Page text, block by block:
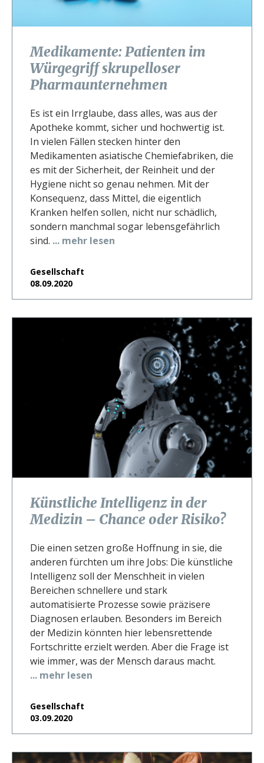
Medikamente: Patienten im
Würgegriff skrupelloser
Pharmaunternehmen
Es ist ein Irrglaube, dass alles, was aus der
Apotheke kommt, sicher und hochwertig ist.
In vielen Fällen stecken hinter den
Medikamenten asiatische Chemiefabriken, die
es mit der Sicherheit, der Reinheit und der
Hygiene nicht so genau nehmen. Mit der
Konsequenz, dass Mittel, die eigentlich
Kranken helfen sollen, nicht nur schädlich,
sondern manchmal sogar lebensgefährlich
sind. ... mehr lesen
Gesellschaft
08.09.2020
Künstliche Intelligenz in der
Medizin – Chance oder Risiko?
Die einen setzen große Hoffnung in sie, die
anderen fürchten um ihre Jobs: Die künstliche
Intelligenz soll der Menschheit in vielen
Bereichen schnellere und stark
automatisierte Prozesse sowie präzisere
Diagnosen erlauben. Besonders im Bereich
der Medizin könnten hier lebensrettende
Fortschritte erzielt werden. Aber die Frage ist
wie immer, was der Mensch daraus macht.
... mehr lesen
Gesellschaft
03.09.2020